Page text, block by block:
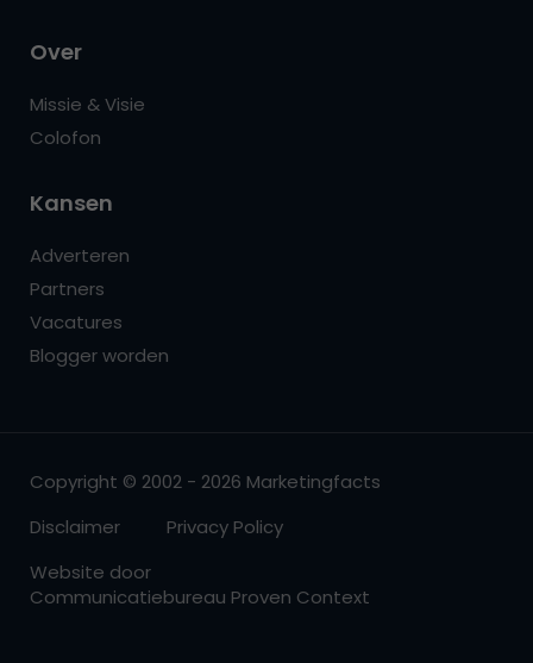
Over
Missie & Visie
Colofon
Kansen
Adverteren
Partners
Vacatures
Blogger worden
Copyright © 2002 - 2026 Marketingfacts
Disclaimer
Privacy Policy
Website door
Communicatiebureau Proven Context